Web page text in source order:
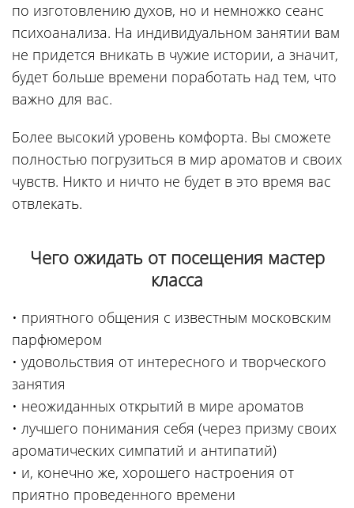
по изготовлению духов, но и немножко сеанс
психоанализа. На индивидуальном занятии вам
не придется вникать в чужие истории, а значит,
будет больше времени поработать над тем, что
важно для вас.
Более высокий уровень комфорта. Вы сможете
полностью погрузиться в мир ароматов и своих
чувств. Никто и ничто не будет в это время вас
отвлекать.
Чего ожидать от посещения мастер
класса
• приятного общения с известным московским
парфюмером
• удовольствия от интересного и творческого
занятия
• неожиданных открытий в мире ароматов
• лучшего понимания себя (через призму своих
ароматических симпатий и антипатий)
• и, конечно же, хорошего настроения от
приятно проведенного времени